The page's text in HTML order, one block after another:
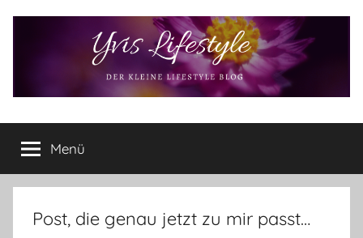
Yvis
Lifestyle
Lifestyle
Blog
–
Lifestyle,
Rezensionen,
Menü
Post, die genau jetzt zu mir passt…